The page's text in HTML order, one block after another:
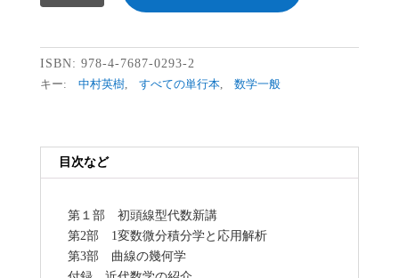
ISBN: 978-4-7687-0293-2
キー: 中村英樹, すべての単行本, 数学一般
目次など
第１部 初頭線型代数新講
第2部 1変数微分積分学と応用解析
第3部 曲線の幾何学